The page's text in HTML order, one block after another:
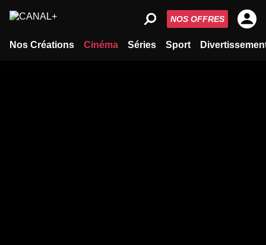
Nos Créations Cinéma Séries Sport
NOS OFFRES